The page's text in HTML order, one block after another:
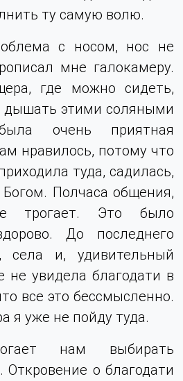
ту самую волю.
с носом, нос не
мне галокамеру.
где можно сидеть,
дышать этими соляными
очень приятная
нравилось, потому что
туда, садилась,
Полчаса общения,
трогает. Это было
До последнего
и, удивительный
увидела благодати в
все это бессмысленно.
я уже не пойду туда.
нам выбирать
о благодати